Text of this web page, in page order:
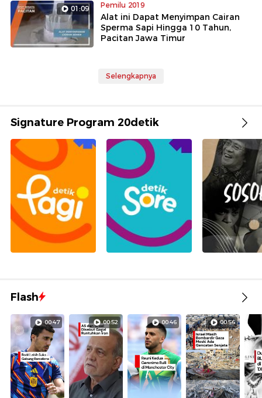
01:09 Pemilu 2019
Alat ini Dapat Menyimpan Cairan
Sperma Sapi Hingga 10 Tahun,
Pacitan Jawa Timur
Selengkapnya
Signature Program 20detik
Flash
00:47 00:52 00:46 00:56